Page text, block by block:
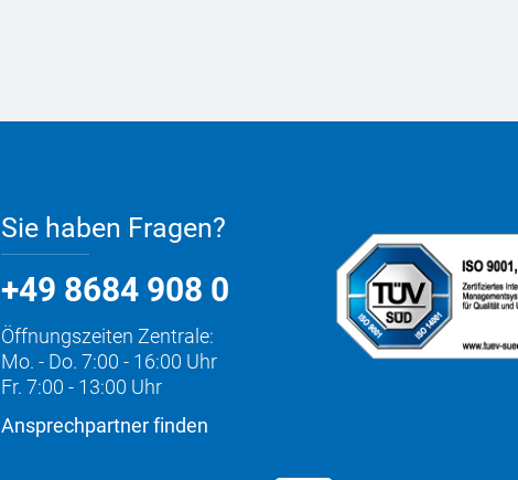
Sie haben Fragen?
+49 8684 908 0
Öffnungszeiten Zentrale:
Mo. - Do. 7:00 - 16:00 Uhr
Fr. 7:00 - 13:00 Uhr
Ansprechpartner finden